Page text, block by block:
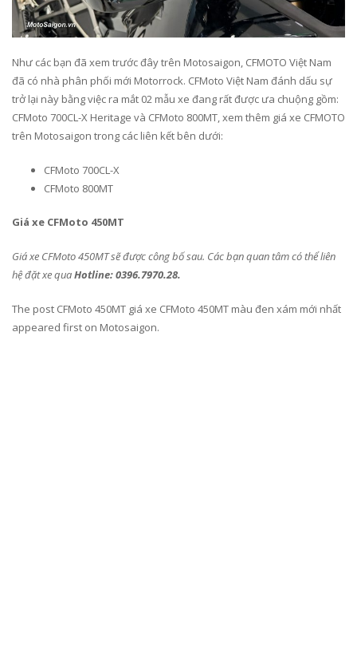
Như các bạn đã xem trước đây trên Motosaigon, CFMOTO Việt Nam
đã có nhà phân phối mới Motorrock. CFMoto Việt Nam đánh dấu sự
trở lại này bằng việc ra mắt 02 mẫu xe đang rất được ưa chuộng gồm:
CFMoto 700CL-X Heritage và CFMoto 800MT, xem thêm giá xe CFMOTO
trên Motosaigon trong các liên kết bên dưới:
CFMoto 700CL-X
CFMoto 800MT
Giá xe CFMoto 450MT
Giá xe CFMoto 450MT sẽ được công bố sau. Các bạn quan tâm có thể liên
hệ đặt xe quaHotline: 0396.7970.28.
The post CFMoto 450MT giá xe CFMoto 450MT màu đen xám mới nhất
appeared first on Motosaigon.